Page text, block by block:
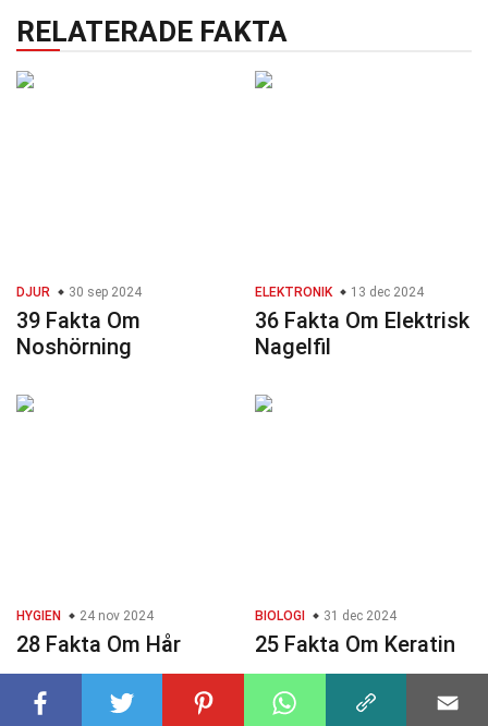
RELATERADE FAKTA
DJUR 30 sep 2024
39 Fakta Om
Noshörning
ELEKTRONIK 13 dec 2024
36 Fakta Om Elektrisk
Nagelfil
HYGIEN 24 nov 2024
28 Fakta Om Hår
BIOLOGI 31 dec 2024
25 Fakta Om Keratin